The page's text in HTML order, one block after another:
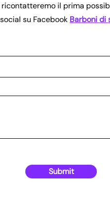
il prima
su Facebook Barboni di
Submit